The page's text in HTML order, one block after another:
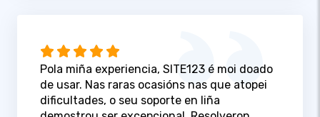
Pola miña experiencia, SITE123 é moi doado
de usar. Nas raras ocasións nas que atopei
dificultades, o seu soporte en liña